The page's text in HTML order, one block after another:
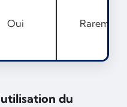
Oui Rarement
du